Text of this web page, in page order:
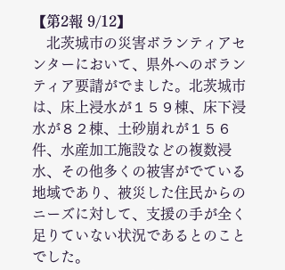
【第2報 9/12】
北茨城市の災害ボランティアセ
ンターにおいて、県外へのボラン
ティア要請がでました。北茨城市
は、床上浸水が１５９棟、床下浸
水が８２棟、土砂崩れが１５６
件、水産加工施設などの複数浸
水、その他多くの被害がでている
地域であり、被災した住民からの
ニーズに対して、支援の手が全く
足りていない状況であるとのこと
でした。